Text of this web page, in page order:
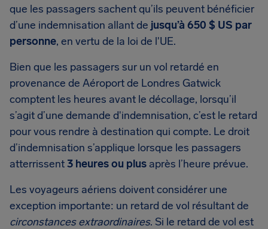
que les passagers sachent qu’ils peuvent bénéficier
d’une indemnisation allant de jusqu’à 650 $ US par
personne, en vertu de la loi de l'UE.
Bien que les passagers sur un vol retardé en
provenance de Aéroport de Londres Gatwick
comptent les heures avant le décollage, lorsqu’il
s’agit d’une demande d'indemnisation, c’est le retard
pour vous rendre à destination qui compte. Le droit
d’indemnisation s’applique lorsque les passagers
atterrissent3 heures ou plus après l’heure prévue.
Les voyageurs aériens doivent considérer une
exception importante: un retard de vol résultant de
circonstances extraordinaires. Si le retard de vol est